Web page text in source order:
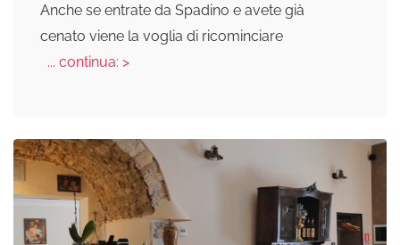
Anche se entrate da Spadino e avete già
cenato viene la voglia di ricominciare
... continua: >